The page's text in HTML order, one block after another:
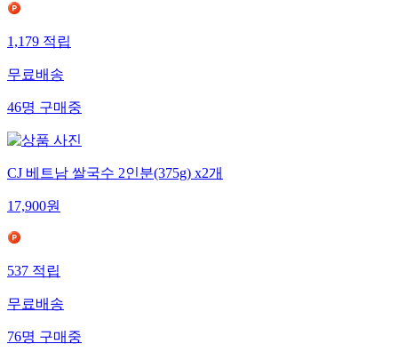
1,179적립
무료배송
46명구매중
CJ 베트남 쌀국수 2인분(375g) x2개
17,900원
537적립
무료배송
76명구매중